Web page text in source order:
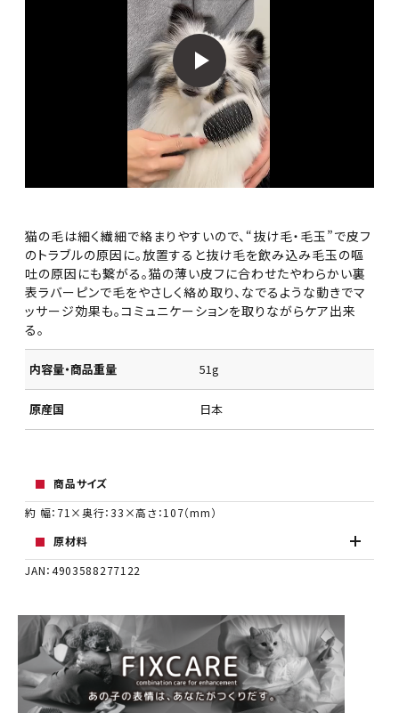
猫の毛は細く繊細で絡まりやすいので、“抜け毛・毛玉”で皮フ
のトラブルの原因に。放置すると抜け毛を飲み込み毛玉の嘔
吐の原因にも繋がる。猫の薄い皮フに合わせたやわらかい裏
表ラバーピンで毛をやさしく絡め取り、なでるような動きでマ
ッサージ効果も。コミュニケーションを取りながらケア出来
る。
内容量・商品重量 51g
原産国 日本
商品サイズ
約 幅：71×奥行：33×高さ：107（mm）
原材料
JAN：4903588277122